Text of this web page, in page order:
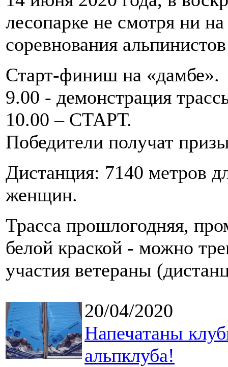
лесопарке не смотря ни
соревнования
Старт-финиш на «дамбе».
9.00 - демонстрация
10.00 – СТАРТ.
Победители получат
Дистанция: 7140 метров
женщин.
Трасса прошлогодняя,
белой краской - можно
участия ветераны
20/04/2020
Напечатаны
альпклуба!